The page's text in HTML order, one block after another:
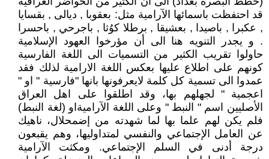
قد احتفظت باسمائها الآرامية مثل: بعقوبا , ديالى , بقسايا
, عكبرا , باصيدا , بعشيقا , برطلا كوُثا , باجرحي , باحسرا
. و يجدر التنويه هنا الى أن مؤرخوا العهود الإسلامية
حاولوا تقريب الكثير من التسميات الى اللغة الفارسية
كونهم على اطلاع عليها بعكس اللغة الارامية لذلك فقد
عمدوا الى تسمية كل كلمة لايعرفونها بانها "فارسية " او "
اعجمية " لجهلهم بها، وقد اطلقوا على اهل العراق
الأصليين اسم " النبط " وعلى اللغة الآراميةاو (لغة النبط)
فلم يكن لهم علما بها لما شهدته من إضمحلال، ناهيك
عن العامل الإجتماعي والنفسي لمتداوليها، وهم يقبعون
درجة أدنى في السلم الإجتماعي. ومكثت الآرامية